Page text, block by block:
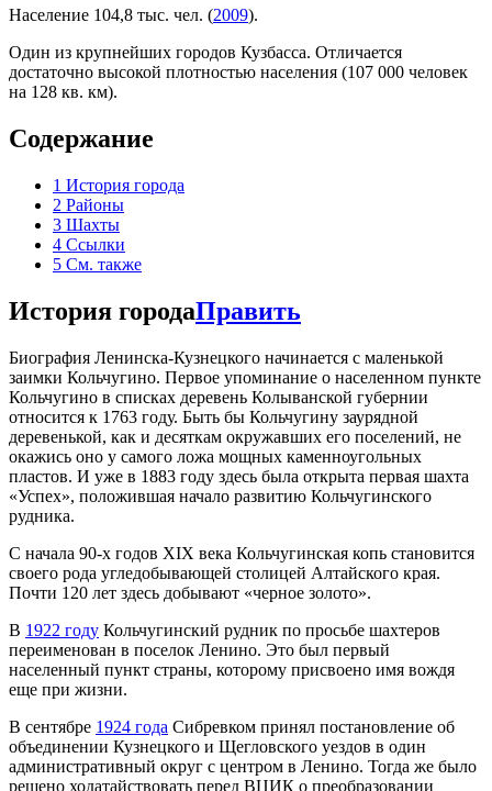
Население 104,8 тыс. чел. (2009).
Один из крупнейших городов Кузбасса. Отличается
достаточно высокой плотностью населения (107 000 человек
на 128 кв. км).
Содержание
1 История города
2 Районы
3 Шахты
4 Ссылки
5 См. также
История городаПравить
Биография Ленинска-Кузнецкого начинается с маленькой
заимки Кольчугино. Первое упоминание о населенном пункте
Кольчугино в списках деревень Колыванской губернии
относится к 1763 году. Быть бы Кольчугину заурядной
деревенькой, как и десяткам окружавших его поселений, не
окажись оно у самого ложа мощных каменноугольных
пластов. И уже в 1883 году здесь была открыта первая шахта
«Успех», положившая начало развитию Кольчугинского
рудника.
С начала 90-х годов XIX века Кольчугинская копь становится
своего рода угледобывающей столицей Алтайского края.
Почти 120 лет здесь добывают «черное золото».
В 1922 году Кольчугинский рудник по просьбе шахтеров
переименован в поселок Ленино. Это был первый
населенный пункт страны, которому присвоено имя вождя
еще при жизни.
В сентябре 1924 года Сибревком принял постановление об
объединении Кузнецкого и Щегловского уездов в один
административный округ с центром в Ленино. Тогда же было
решено ходатайствовать перед ВЦИК о преобразовании